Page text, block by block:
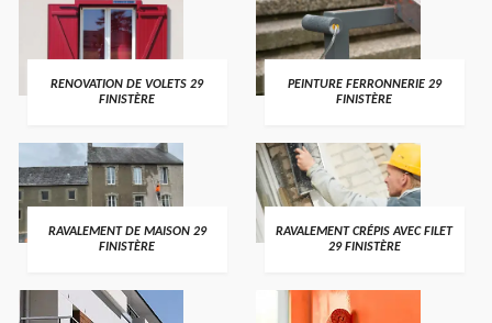
RENOVATION DE VOLETS 29
FINISTÈRE
PEINTURE FERRONNERIE 29
FINISTÈRE
RAVALEMENT DE MAISON 29
FINISTÈRE
RAVALEMENT CRÉPIS AVEC FILET
29 FINISTÈRE